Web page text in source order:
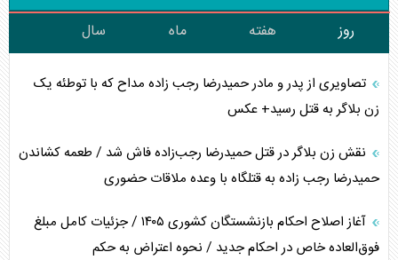
روز هفته ماه سال
تصاویری از پدر و مادر حمیدرضا رجب زاده مداح که با توطئه یک
زن بلاگر به قتل رسید+ عکس
نقش زن بلاگر در قتل حمیدرضا رجب‌زاده فاش شد / طعمه کشاندن
حمیدرضا رجب زاده به قتلگاه با وعده ملاقات حضوری
آغاز اصلاح احکام بازنشستگان کشوری ۱۴۰۵ / جزئیات کامل مبلغ
فوق‌العاده خاص در احکام جدید / نحوه اعتراض به حکم